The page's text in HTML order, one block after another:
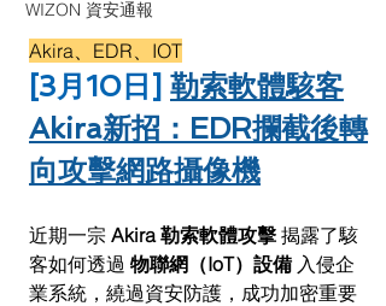
WIZON 資安通報
Akira、EDR、IOT
[3月10日] 勒索軟體駭客
Akira新招：EDR攔截後轉
向攻擊網路攝像機
近期一宗 Akira 勒索軟體攻擊 揭露了駭
客如何透過 物聯網（IoT）設備 入侵企
業系統，繞過資安防護，成功加密重要